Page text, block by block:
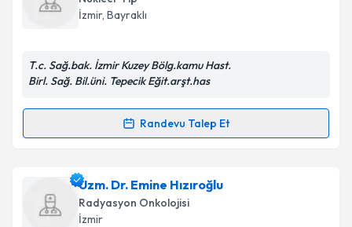
hazırlandığında e-posta ile bilgilendireceğiz.
Kişisel verilerimin işlenmesine ilişkin
Metni'ni okudum ve kişisel verilerimin belirtilen
Takvim Talebini Gönder
İzmir, Bayraklı
T.c. Sağ.bak. İzmir Kuzey Bölg.kamu Hast.
Birl. Sağ. Bil.üni. Tepecik Eğit.arşt.has
Randevu Talep Et
Randevu Takvimi Talebi
Uzm. Dr. İsmail Fırat Özsakarya
takvimi talebi oluşturun. Size bu uzmandan randevu
almanız için bir takvim hazırlandığında e-posta ile
Uzm. Dr. Emine Hızıroğlu
Radyasyon Onkolojisi
İzmir